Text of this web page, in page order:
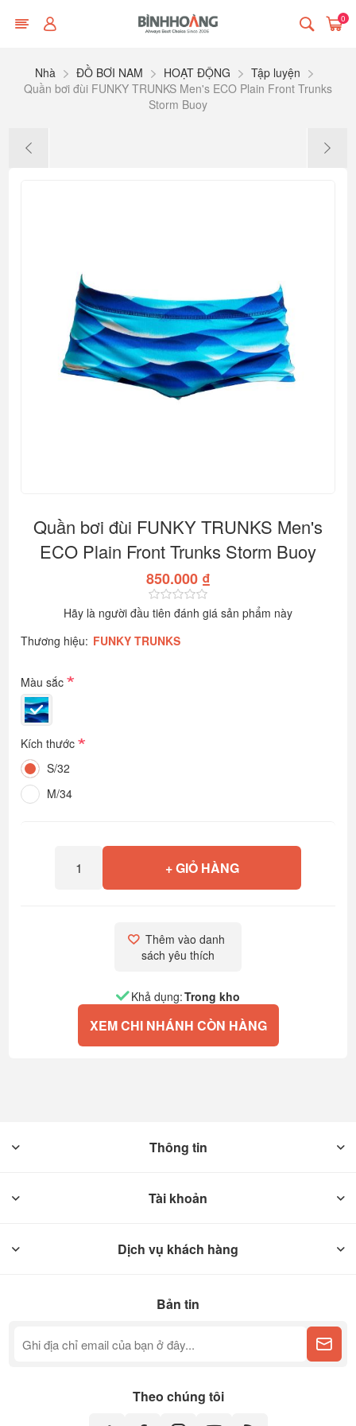
0
Nhà ĐỒ BƠI NAM HOẠT ĐỘNG
Tập luyện
Quần bơi đùi FUNKY TRUNKS Men's ECO Plain Front Trunks
Storm Buoy
Quần bơi đùi FUNKY TRUNKS Men's
ECO Plain Front Trunks Storm Buoy
850.000 ₫
Hãy là người đầu tiên đánh giá sản phẩm này
Thương hiệu: FUNKY TRUNKS
Màu sắc*
Kích thước*
S/32
M/34
+ GIỎ HÀNG
Thêm vào danh
sách yêu thích
Khả dụng:Trong kho
XEM CHI NHÁNH CÒN HÀNG
Thông tin
Tài khoản
Dịch vụ khách hàng
Bản tin
Theo chúng tôi